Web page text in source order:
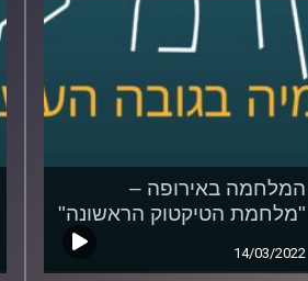
המלחמה באירופה –
"מלחמת הטיקטוק הראשונה"
14/03/2022